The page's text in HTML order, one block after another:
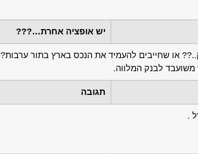
יש אופציה אחרת…???
או שחייבים להעמיד את הנכס בארץ בתור ערבות?
משועבד לבנק המלווה.
תגובה
.